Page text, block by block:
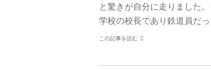
と驚きが自分に走りました
学校の校長であり鉄道員だ
この記事を読む